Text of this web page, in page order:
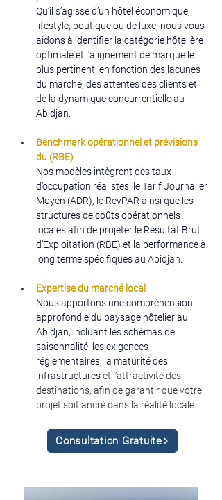
Qu’il s’agisse d’un hôtel économique,
lifestyle, boutique ou de luxe, nous vous
aidons à identifier la catégorie hôtelière
optimale et l’alignement de marque le
plus pertinent, en fonction des lacunes
du marché, des attentes des clients et
de la dynamique concurrentielle au
Abidjan.
Benchmark opérationnel et prévisions
du (RBE)
Nos modèles intègrent des taux
d’occupation réalistes, le Tarif Journalier
Moyen (ADR), le RevPAR ainsi que les
structures de coûts opérationnels
locales afin de projeter le Résultat Brut
d’Exploitation (RBE) et la performance à
long terme spécifiques au Abidjan.
Expertise du marché local
Nous apportons une compréhension
approfondie du paysage hôtelier au
Abidjan, incluant les schémas de
saisonnalité, les exigences
réglementaires, la maturité des
infrastructures et l’attractivité des
destinations, afin de garantir que votre
projet soit ancré dans la réalité locale.
Consultation Gratuite